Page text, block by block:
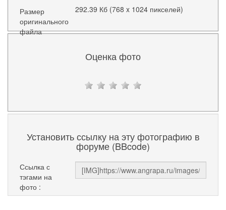
Размер
оригинального
файла
292.39 Кб (768 x 1024 пикселей)
Оценка фото
Установить ссылку на эту фотографию в
форуме (BBcode)
Ссылка с
тэгами на
фото :